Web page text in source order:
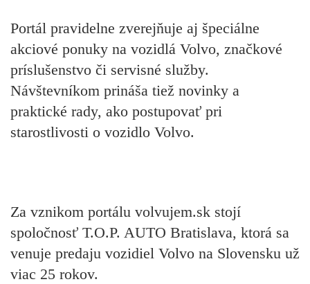
Portál pravidelne zverejňuje aj špeciálne
akciové ponuky na vozidlá Volvo, značkové
príslušenstvo či servisné služby.
Návštevníkom prináša tiež novinky a
praktické rady, ako postupovať pri
starostlivosti o vozidlo Volvo.
Za vznikom portálu volvujem.sk stojí
spoločnosť T.O.P. AUTO Bratislava, ktorá sa
venuje predaju vozidiel Volvo na Slovensku už
viac 25 rokov.